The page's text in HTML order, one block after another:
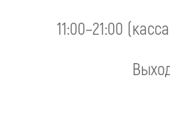
11:00–21:00